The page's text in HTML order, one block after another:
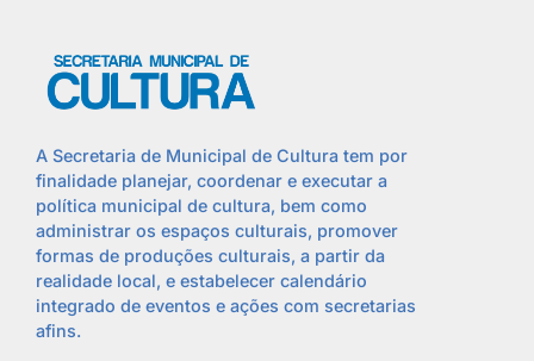
A Secretaria de Municipal de Cultura tem por
finalidade planejar, coordenar e executar a
política municipal de cultura, bem como
administrar os espaços culturais, promover
formas de produções culturais, a partir da
realidade local, e estabelecer calendário
integrado de eventos e ações com secretarias
afins.